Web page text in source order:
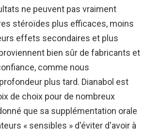
ne peuvent pas vraiment
stéroïdes plus efficaces, moins
effets secondaires et plus
bien sûr de fabricants et
comme nous
plus tard. Dianabol est
de choix pour de nombreux
que sa supplémentation orale
« sensibles » d'éviter d'avoir à